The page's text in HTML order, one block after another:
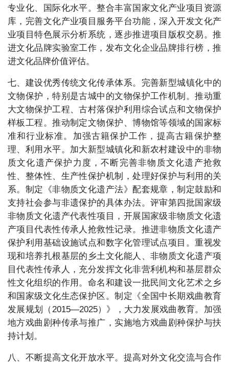
专业化、国际化水平。整合丰富国家文化产业项目资源
库，完善文化产业项目服务平台功能，深入开发文化产
业项目特色展示分析系统，逐步推进项目版权交易。推
进文化品牌实验室工作，发布文化企业品牌排行榜，推
进文化品牌价值评估。
七、建设优秀传统文化传承体系。完善新型城镇化中的
文物保护，特别是古城中的文物保护工作机制。推动重
大文物保护工程、古村落保护利用综合试点和文物保护
样板工程。推动制定文物保护、博物馆等领域的国家标
准和行业标准。加强古籍保护工作，提高古籍保护整
理、利用水平。加大新型城镇化和新农村建设中的非物
质文化遗产保护力度，不断完善非物质文化遗产抢救
性、整体性、生产性保护机制，处理好保护与利用的关
系。制定《非物质文化遗产法》配套规章，制定鼓励和
支持社会参与非遗保护的具体办法。评审第四批国家级
非物质文化遗产代表性项目，开展国家级非物质文化遗
产项目代表性传承人抢救性记录。推进非物质文化遗产
保护利用基础设施试点和数字化管理试点项目。重视发
现和培养扎根基层的乡土文化能人、非物质文化遗产项
目代表性传承人，充分发挥文化非营利机构和基层群众
性文化组织的作用。命名和建设一批民间文化艺术之乡
和国家级文化生态保护区。制定《全国中长期戏曲教育
发展规划（2015—2025）》，大力发展戏曲教育。加强
地方戏曲剧种传承与推广，实施地方戏曲剧种保护与扶
持计划。
八、不断提高文化开放水平。提高对外文化交流与合作